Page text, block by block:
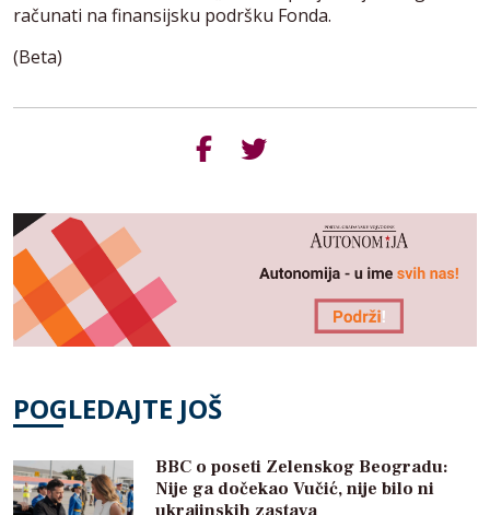
računati na finansijsku podršku Fonda.
(Beta)
POGLEDAJTE JOŠ
BBC o poseti Zelenskog Beogradu:
Nije ga dočekao Vučić, nije bilo ni